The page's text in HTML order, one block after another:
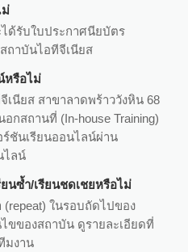
ม่
ด้รับใบประกาศนียบัตร
สถาบันไอทีจีเนียส
หรือไม่
นียส สาขาลาดพร้าววังหิน 68
กสถานที่ (In-house Training)
ร์ชันเรียนออนไลน์ผ่าน
ไลน์
นซ้ำ/เรียนชดเชยหรือไม่
(repeat) ในรอบถัดไปของ
ขของสถาบัน ดูรายละเอียดที่
มงาน